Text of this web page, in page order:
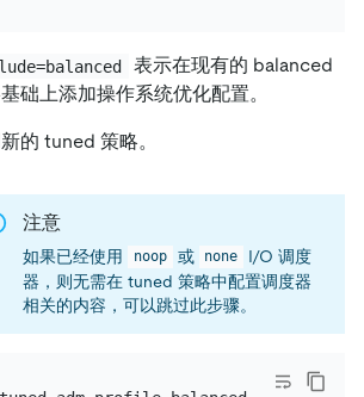
表示在现有的 balanced
础上添加操作系统优化配置。
的 tuned 策略。
注意
如果已经使用 noop 或 none
I/O 调度
器，则无需在 tuned 策略中配置调度器
相关的内容，可以跳过此步骤。